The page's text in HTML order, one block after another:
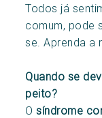
Todos já
comum, pode
se. Aprenda a
Quando se
peito?
Osíndrome